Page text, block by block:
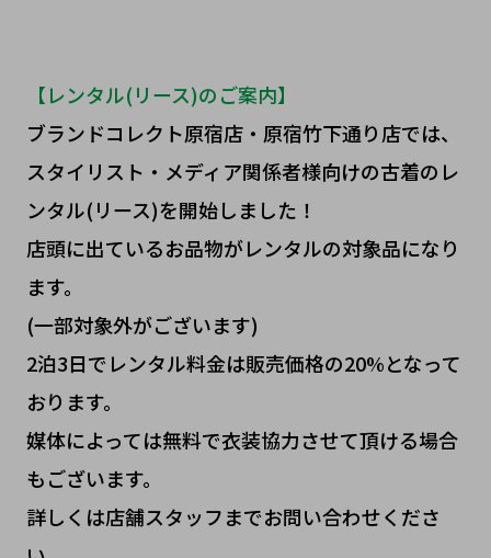
【レンタル(リース)のご案内】
ブランドコレクト原宿店・原宿竹下通り店では、
スタイリスト・メディア関係者様向けの古着のレ
ンタル(リース)を開始しました！
店頭に出ているお品物がレンタルの対象品になり
ます。
(一部対象外がございます)
2泊3日でレンタル料金は販売価格の20%となって
おります。
媒体によっては無料で衣装協力させて頂ける場合
もございます。
詳しくは店舗スタッフまでお問い合わせくださ